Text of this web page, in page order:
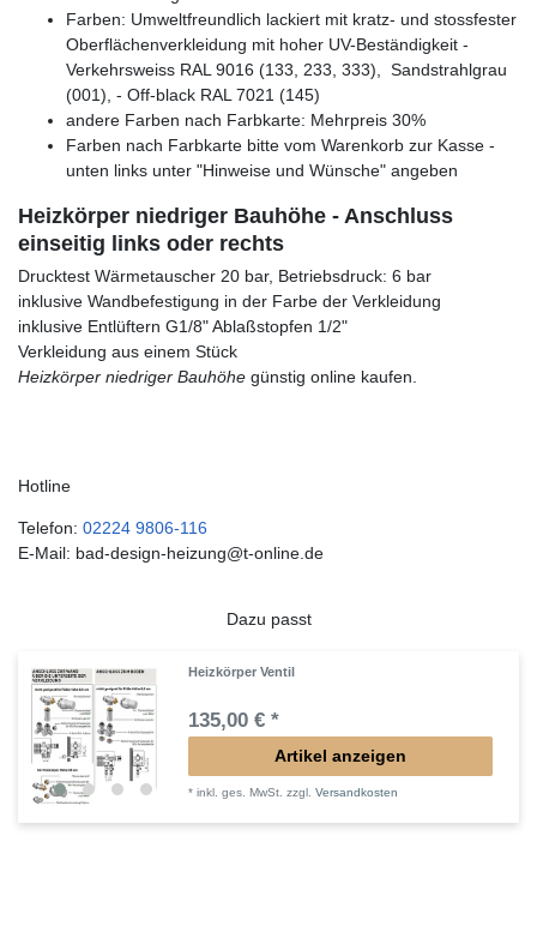
Farben: Umweltfreundlich lackiert mit kratz- und stossfester
Oberflächenverkleidung mit hoher UV-Beständigkeit -
Verkehrsweiss RAL 9016 (133, 233, 333), Sandstrahlgrau
(001), - Off-black RAL 7021 (145)
andere Farben nach Farbkarte: Mehrpreis 30%
Farben nach Farbkarte bitte vom Warenkorb zur Kasse -
unten links unter "Hinweise und Wünsche" angeben
Heizkörper niedriger Bauhöhe - Anschluss
einseitig links oder rechts
Drucktest Wärmetauscher 20 bar, Betriebsdruck: 6 bar
inklusive Wandbefestigung in der Farbe der Verkleidung
inklusive Entlüftern G1/8" Ablaßstopfen 1/2"
Verkleidung aus einem Stück
Heizkörper niedriger Bauhöhe günstig online kaufen.
Hotline
Telefon: 02224 9806-116
E-Mail: bad-design-heizung@t-online.de
Dazu passt
Heizkörper Ventil
135,00 € *
Artikel anzeigen
*inkl. ges. MwSt. zzgl.Versandkosten